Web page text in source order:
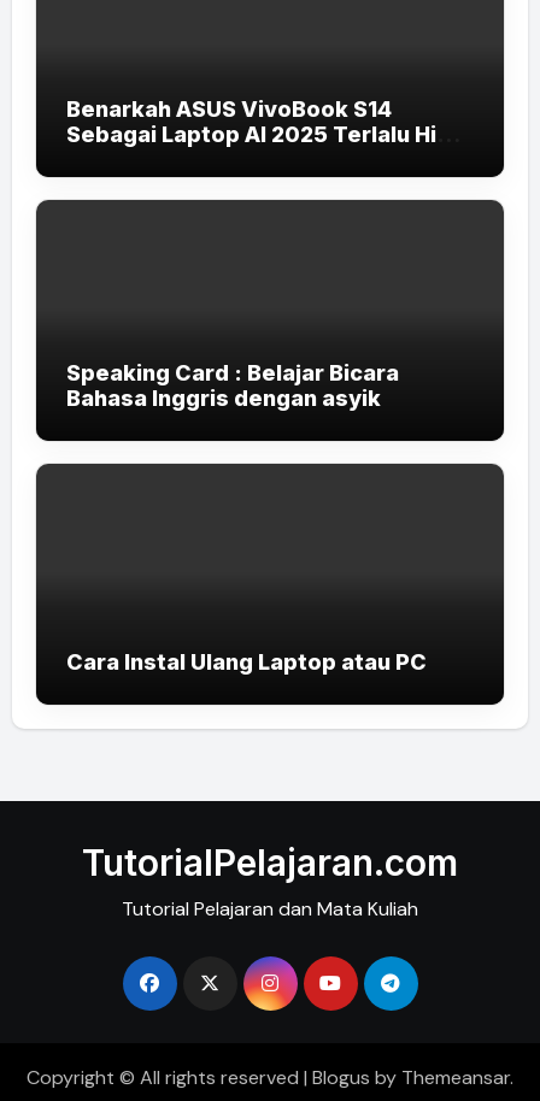
Benarkah ASUS VivoBook S14
Sebagai Laptop AI 2025 Terlalu High-
Speaking Card : Belajar Bicara
Bahasa Inggris dengan asyik
Cara Instal Ulang Laptop atau PC
TutorialPelajaran.com
Tutorial Pelajaran dan Mata Kuliah
Copyright © All rights reserved | Blogus by Themeansar.